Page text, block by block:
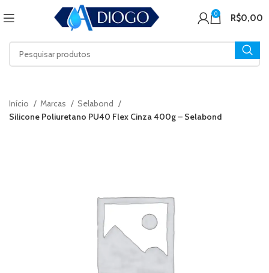
0 R$0,00
Início Marcas
Selabond
Silicone Poliuretano PU40 Flex Cinza 400g – Selabond